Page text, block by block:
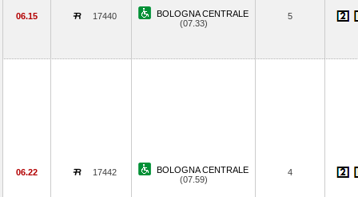
06.15 17440
BOLOGNA CENTRALE
(07.33)
5
06.22 17442
BOLOGNA CENTRALE
(07.59)
4